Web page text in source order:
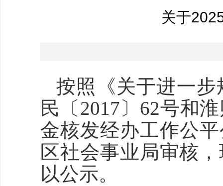
关于
按照《关于进一
民〔2017〕62号和
金核发经办工作公
区社会事业局审核
以公示。